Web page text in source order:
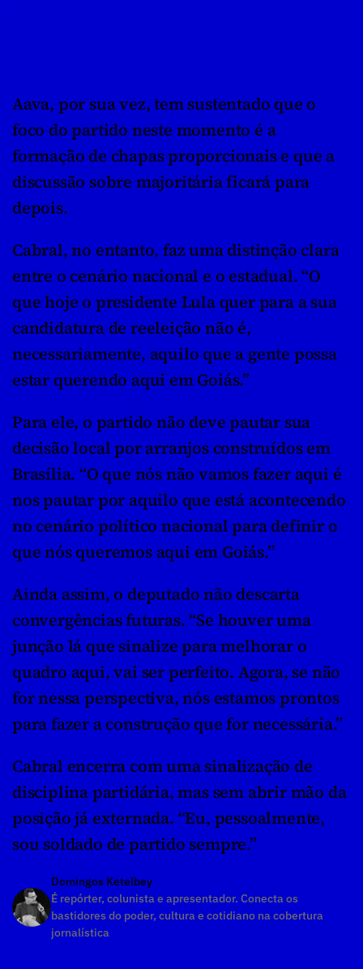
Aava, por sua vez, tem sustentado que o
foco do partido neste momento é a
formação de chapas proporcionais e que a
discussão sobre majoritária ficará para
depois.
Cabral, no entanto, faz uma distinção clara
entre o cenário nacional e o estadual. “O
que hoje o presidente Lula quer para a sua
candidatura de reeleição não é,
necessariamente, aquilo que a gente possa
estar querendo aqui em Goiás.”
Para ele, o partido não deve pautar sua
decisão local por arranjos construídos em
Brasília. “O que nós não vamos fazer aqui é
nos pautar por aquilo que está acontecendo
no cenário político nacional para definir o
que nós queremos aqui em Goiás.”
Ainda assim, o deputado não descarta
convergências futuras. “Se houver uma
junção lá que sinalize para melhorar o
quadro aqui, vai ser perfeito. Agora, se não
for nessa perspectiva, nós estamos prontos
para fazer a construção que for necessária.”
Cabral encerra com uma sinalização de
disciplina partidária, mas sem abrir mão da
posição já externada. “Eu, pessoalmente,
sou soldado de partido sempre.”
Domingos Ketelbey
É repórter, colunista e apresentador. Conecta os
bastidores do poder, cultura e cotidiano na cobertura
jornalística